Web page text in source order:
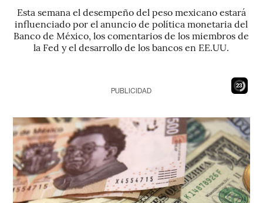
Esta semana el desempeño del peso mexicano estará
influenciado por el anuncio de política monetaria del
Banco de México, los comentarios de los miembros de
la Fed y el desarrollo de los bancos en EE.UU.
21
PUBLICIDAD